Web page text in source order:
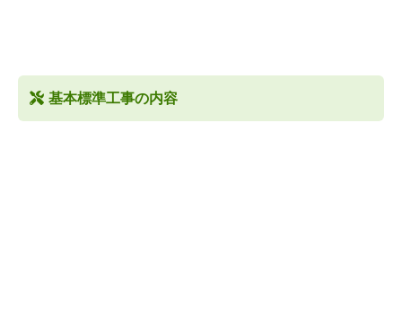
基本標準工事の内容